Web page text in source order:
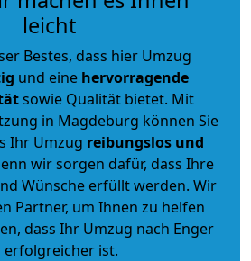
leicht
Bestes, dass hier Umzug
und eine hervorragende
sowie Qualität bietet. Mit
in Magdeburg können Sie
Ihr Umzug reibungslos und
wir sorgen dafür, dass Ihre
Wünsche erfüllt werden. Wir
Partner, um Ihnen zu helfen
dass Ihr Umzug nach Enger
erfolgreicher ist.